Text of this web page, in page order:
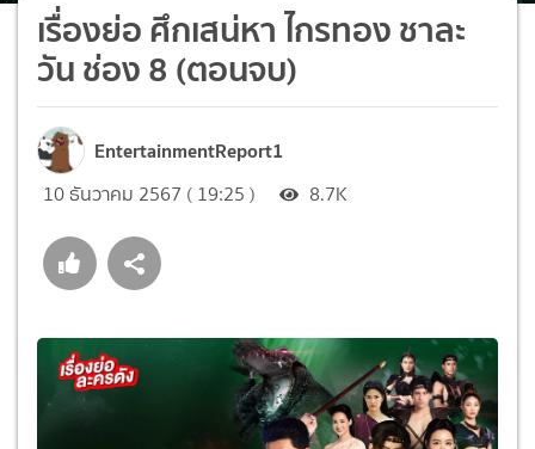
เรื่องย่อ ศึกเสน่หา ไกรทอง ชาละ
วัน ช่อง 8 (ตอนจบ)
EntertainmentReport1
10 ธันวาคม 2567 ( 19:25 ) 8.7K